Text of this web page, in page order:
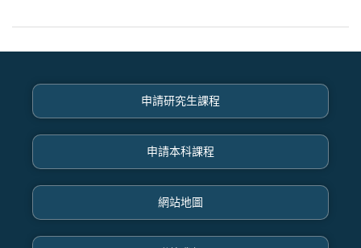
申請研究生課程
申請本科課程
網站地圖